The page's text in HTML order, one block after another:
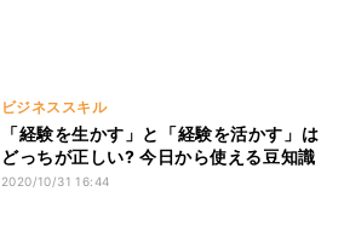
ビジネススキル
「経験を生かす」と「経験を活かす」は
どっちが正しい? 今日から使える豆知識
2020/10/31 16:44